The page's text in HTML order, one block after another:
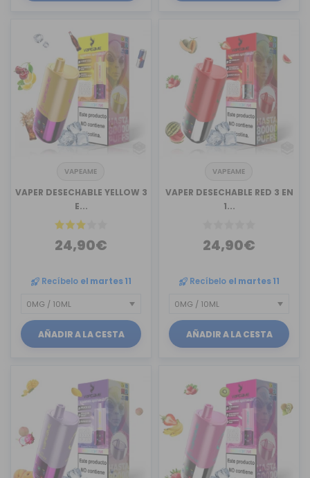
VAPEAME
VAPER DESECHABLE YELLOW 3
E...
24,90€
Recíbelo el martes 11
AÑADIR A LA CESTA
VAPEAME
VAPER DESECHABLE RED 3 EN
1...
24,90€
Recíbelo el martes 11
AÑADIR A LA CESTA